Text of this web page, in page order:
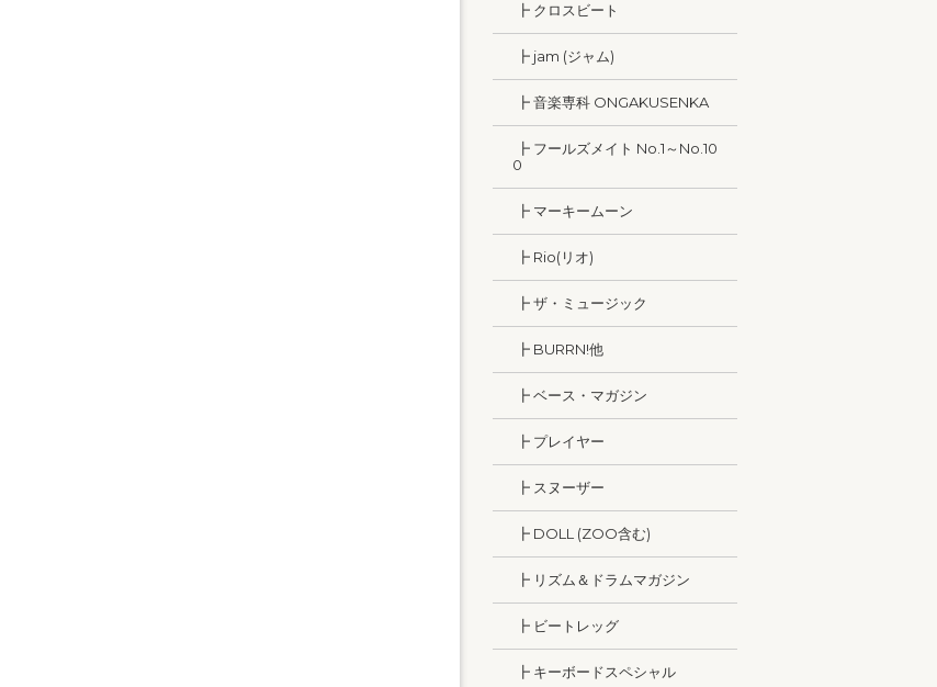
┣ クロスビート
┣ jam (ジャム)
┣ 音楽専科 ONGAKUSENKA
┣ フールズメイト No.1～No.10
0
┣ マーキームーン
┣ Rio(リオ)
┣ ザ・ミュージック
┣ BURRN!他
┣ ベース・マガジン
┣ プレイヤー
┣ スヌーザー
┣ DOLL (ZOO含む)
┣ リズム＆ドラムマガジン
┣ ビートレッグ
┣ キーボードスペシャル